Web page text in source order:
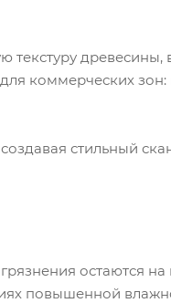
текстуру древесины,
коммерческих
стильный
остаются на
повышенной